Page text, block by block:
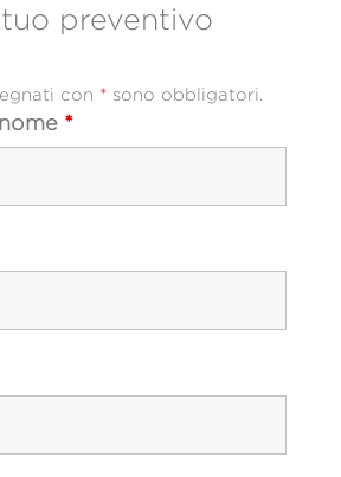
preventivo
con * sono obbligatori.
*